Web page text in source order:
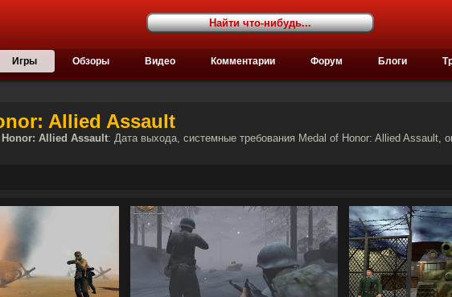
Игры Обзоры Видео Комментарии Форум Блоги
Allied Assault
Honor: Allied Assault: Дата выхода, системные требования Medal of Honor: Allied Assault,